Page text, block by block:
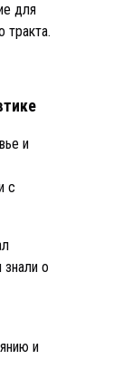
для
тракта.
и
с
о
и